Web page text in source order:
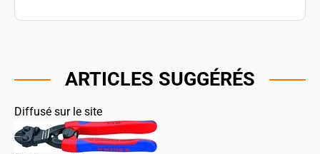
ARTICLES SUGGÉRÉS
Diffusé sur le site